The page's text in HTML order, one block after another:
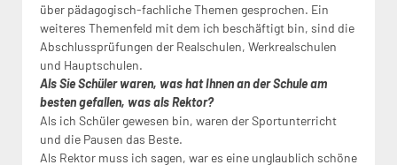
über pädagogisch-fachliche Themen gesprochen. Ein
weiteres Themenfeld mit dem ich beschäftigt bin, sind die
Abschlussprüfungen der Realschulen, Werkrealschulen
und Hauptschulen.
Als Sie Schüler waren, was hat Ihnen an der Schule am
besten gefallen, was als Rektor?
Als ich Schüler gewesen bin, waren der Sportunterricht
und die Pausen das Beste.
Als Rektor muss ich sagen, war es eine unglaublich schöne